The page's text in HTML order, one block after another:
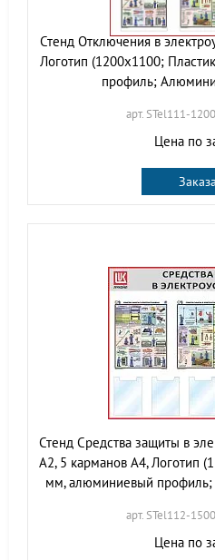
Стенд Отключения в
Логотип (1200х1100;
профиль;
арт. STel111-
Цена по
Стенд Средства защиты в
А2, 5 карманов А4, Логотип
мм, алюминиевый
арт. STel112-
Цена по